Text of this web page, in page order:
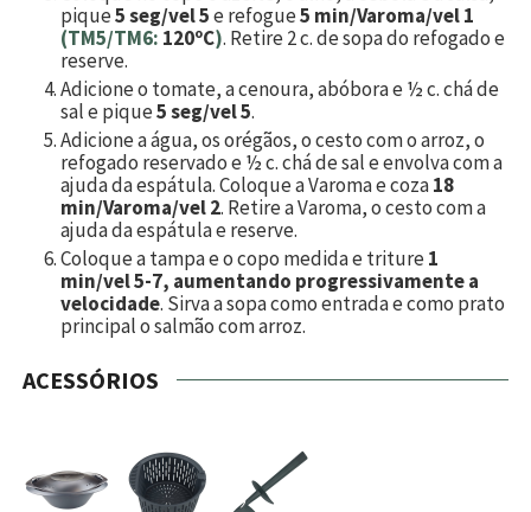
pique5 seg/vel 5e refogue5 min/Varoma/vel 1
(TM5/TM6: 120ºC). Retire 2 c. de sopa do refogado e
reserve.
Adicione o tomate, a cenoura, abóbora e ½ c. chá de
sal e pique5 seg/vel 5.
Adicione a água, os orégãos, o cesto com o arroz, o
refogado reservado e ½ c. chá de sal e envolva com a
ajuda da espátula. Coloque a Varoma e coza18
min/Varoma/vel 2. Retire a Varoma, o cesto com a
ajuda da espátula e reserve.
Coloque a tampa e o copo medida e triture1
min/vel 5-7, aumentando progressivamente a
velocidade. Sirva a sopa como entrada e como prato
principal o salmão com arroz.
ACESSÓRIOS